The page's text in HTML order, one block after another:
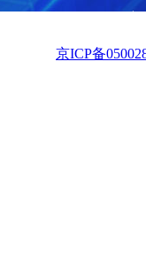
京ICP备